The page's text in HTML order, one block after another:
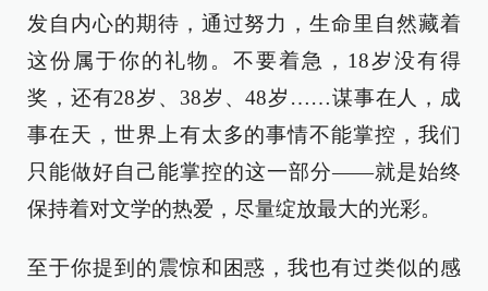
发自内心的期待，通过努力，生命里自然藏着
这份属于你的礼物。不要着急，18岁没有得
奖，还有28岁、38岁、48岁……谋事在人，成
事在天，世界上有太多的事情不能掌控，我们
只能做好自己能掌控的这一部分——就是始终
保持着对文学的热爱，尽量绽放最大的光彩。
至于你提到的震惊和困惑，我也有过类似的感